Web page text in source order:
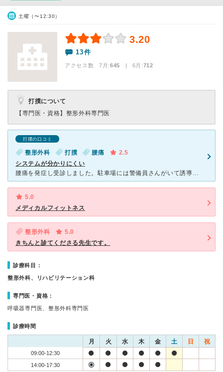
土曜（〜12:30）
3.20
13件
アクセス数 7月:645 | 6月:712
打撲について
【専門医・資格】 整形外科専門医
打撲の口コミ
整形外科 打撲 腰痛
2.5
システムが分かりにくい
腰痛を発症し受診しました。駐車場には警備員さんがいて誘導してくれたりとても親切です。受付を済ませ、診察までの待ち時間ですが、とても人が多く座る場所がありません。痛みを訴えて来院している人が多いと思うの
5.0
メディカルフィットネス
整形外科
5.0
きちんと診てくださる先生です。
診療科目：
整形外科、リハビリテーション科
専門医・資格：
呼吸器専門医、整形外科専門医
診療時間
月 火 水 木 金 土 日 祝
09:00-12:30
14:00-17:30